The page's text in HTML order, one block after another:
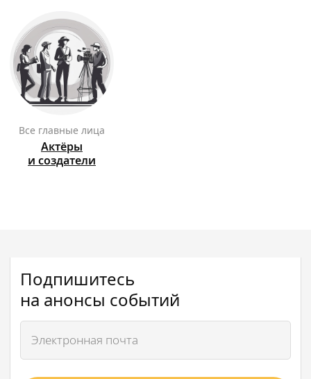
Все главные лица
Актёры
и создатели
Подпишитесь
на анонсы событий